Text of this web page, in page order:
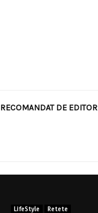
RECOMANDAT DE EDITOR
LifeStyle Retete